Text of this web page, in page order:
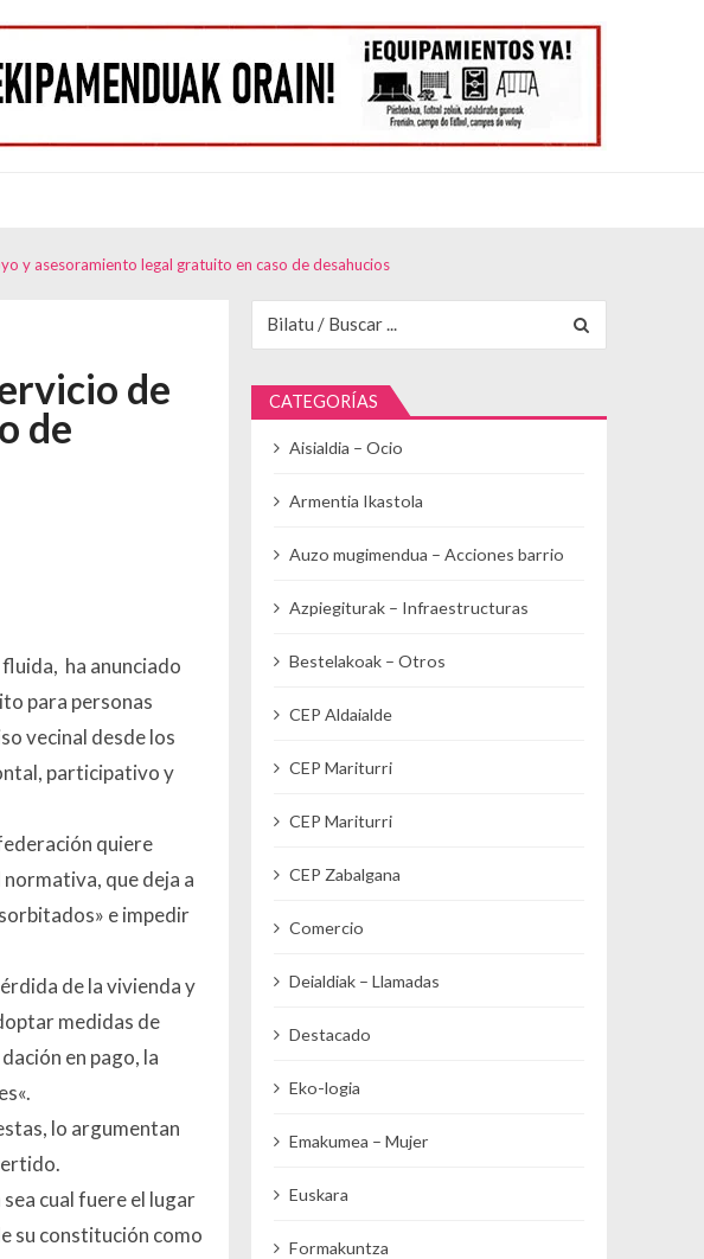
y asesoramiento legal gratuito en caso de desahucios
de
de
ha anunciado
para personas
vecinal desde los
participativo y
quiere
que deja a
» e impedir
de la vivienda y
medidas de
en pago, la
«.
lo argumentan
cual fuere el lugar
su constitución como
CATEGORÍAS
Aisialdia – Ocio
Armentia Ikastola
Auzo mugimendua – Acciones barrio
Azpiegiturak – Infraestructuras
Bestelakoak – Otros
CEP Aldaialde
CEP Mariturri
CEP Mariturri
CEP Zabalgana
Comercio
Deialdiak – Llamadas
Destacado
Eko-logia
Emakumea – Mujer
Euskara
Formakuntza